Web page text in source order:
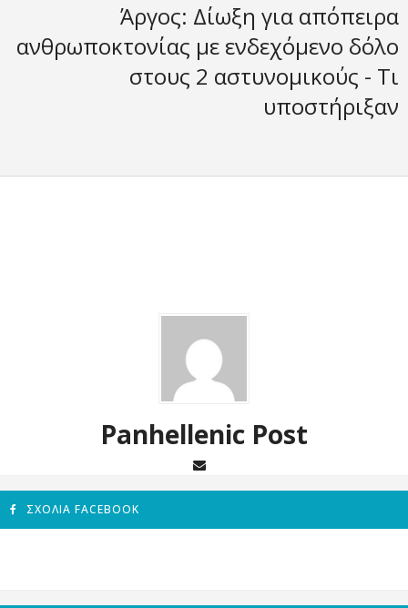
Άργoς: Δίωξη για απόπειρα
ανθρωποκτονίας με ενδεχόμενο δόλο
στους 2 αστυνομικούς - Τι
υποστήριξαν
Panhellenic Post
ΣΧΌΛΙΑ FACEBOOK